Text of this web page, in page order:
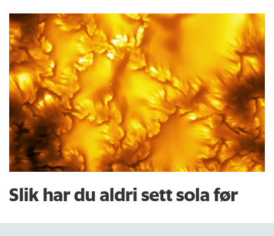
Slik har du aldri sett sola før